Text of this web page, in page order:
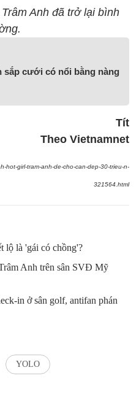
Anh đã trở lại bình
sắp cưới có nổi bằng nàng
Tít
Theo Vietnamnet
hot-girl-tram-anh-de-cho-can-dep-30-trieu-n-
321564.html
lộ là 'gái có chồng'?
Anh trên sân SVĐ Mỹ
in ở sân golf, antifan phán
YOLO